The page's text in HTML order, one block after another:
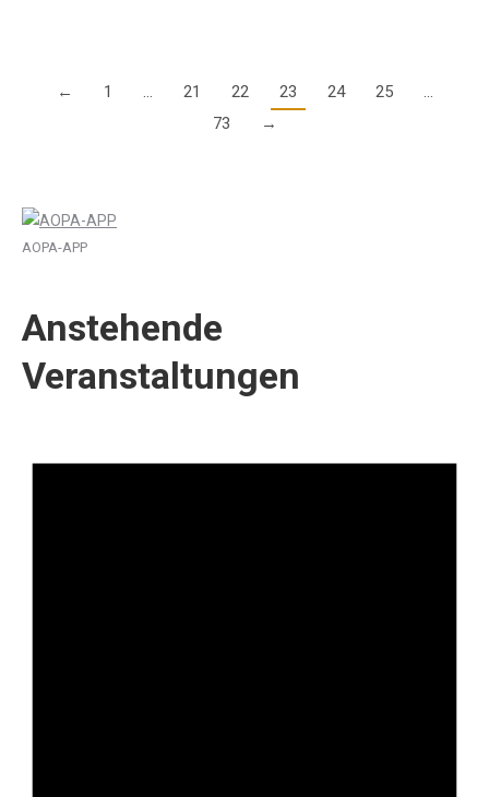
← 1 … 21 22 23 24 25
…
73
→
AOPA-APP
Anstehende
Veranstaltungen